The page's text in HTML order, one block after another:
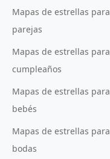
Mapas de estrellas para
parejas
Mapas de estrellas para
cumpleaños
Mapas de estrellas para
bebés
Mapas de estrellas para
bodas